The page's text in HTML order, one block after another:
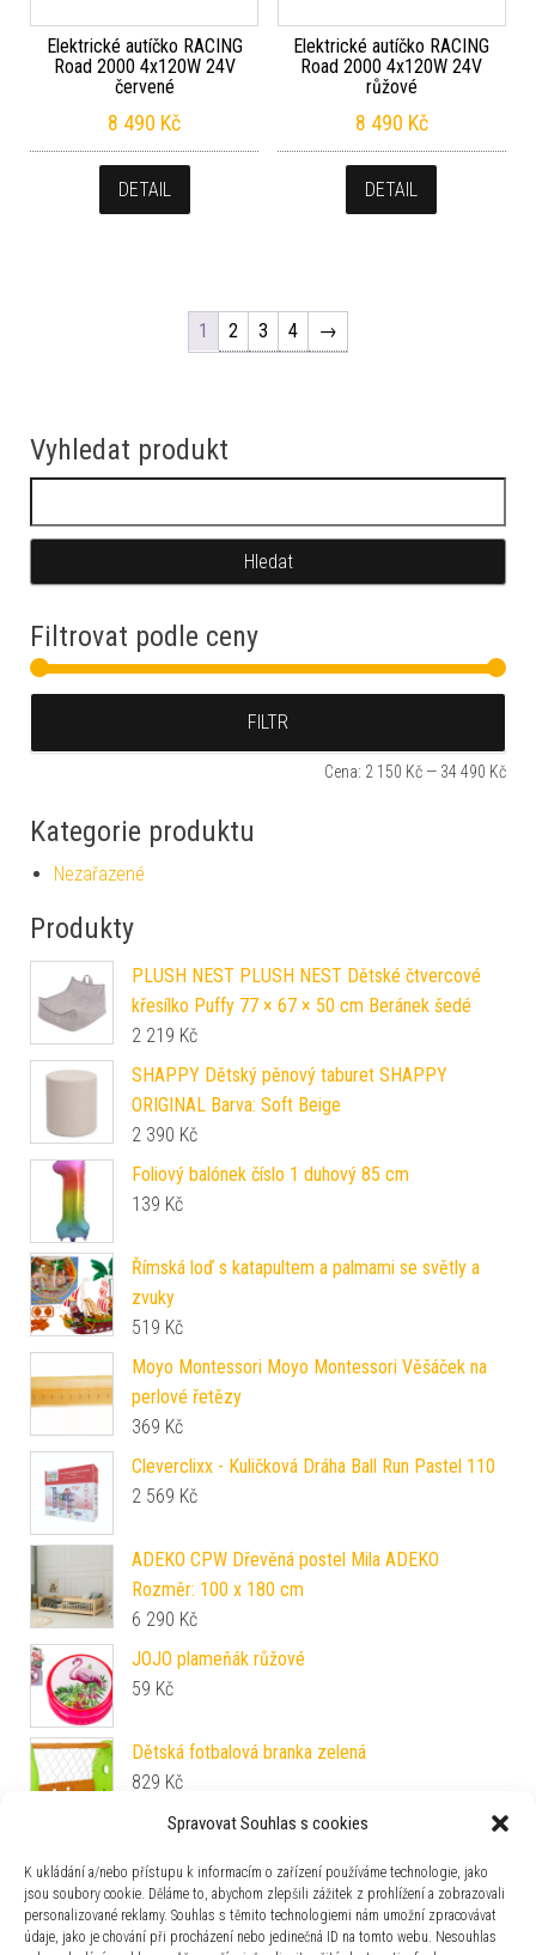
Spravovat Souhlas s cookies
K ukládání a/nebo přístupu k informacím o zařízení používáme technologie, jako
jsou soubory cookie. Děláme to, abychom zlepšili zážitek z prohlížení a zobrazovali
personalizované reklamy. Souhlas s těmito technologiemi nám umožní zpracovávat
údaje, jako je chování při procházení nebo jedinečná ID na tomto webu. Nesouhlas
Elektrické autíčko RACING
Road 2000 4x120W 24V
červené
8 490 Kč
DETAIL
Elektrické autíčko RACING
Road 2000 4x120W 24V
růžové
8 490 Kč
DETAIL
1 2 3 4 →
Vyhledat produkt
Filtrovat podle ceny
FILTR
Cena: 2 150 Kč — 34 490 Kč
Kategorie produktu
Nezařazené
Produkty
PLUSH NEST PLUSH NEST Dětské čtvercové
křesílko Puffy 77 × 67 × 50 cm Beránek šedé
2 219 Kč
SHAPPY Dětský pěnový taburet SHAPPY
ORIGINAL Barva: Soft Beige
2 390 Kč
Foliový balónek číslo 1 duhový 85 cm
139 Kč
Římská loď s katapultem a palmami se světly a
zvuky
519 Kč
Moyo Montessori Moyo Montessori Věšáček na
perlové řetězy
369 Kč
Cleverclixx - Kuličková Dráha Ball Run Pastel 110
2 569 Kč
ADEKO CPW Dřevěná postel Mila ADEKO
Rozměr: 100 x 180 cm
6 290 Kč
JOJO plameňák růžové
59 Kč
Dětská fotbalová branka zelená
829 Kč
ORIGINAL manšestr Barva: Candy
2 390Kč